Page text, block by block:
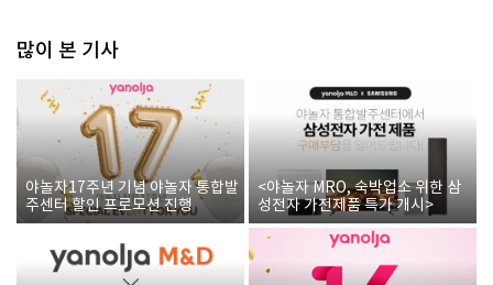
많이 본 기사
야놀자17주년 기념 야놀자 통합발
주센터 할인 프로모션 진행
<야놀자 MRO, 숙박업소 위한 삼
성전자 가전제품 특가 개시>